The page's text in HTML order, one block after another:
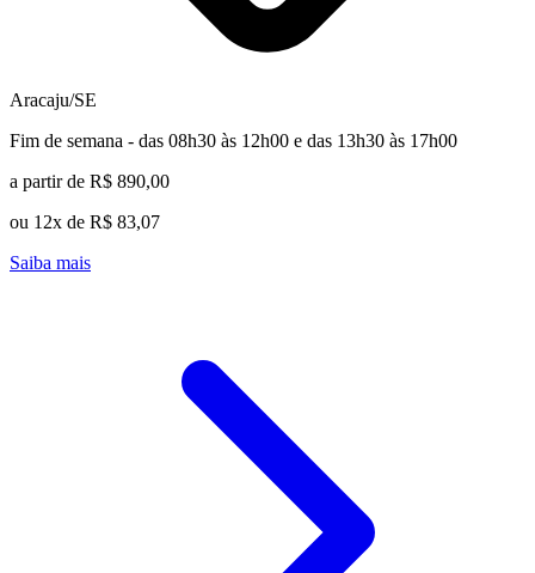
Aracaju/SE
Fim de semana - das 08h30 às 12h00 e das 13h30 às 17h00
a partir de R$ 890,00
ou 12x de R$ 83,07
Saiba mais